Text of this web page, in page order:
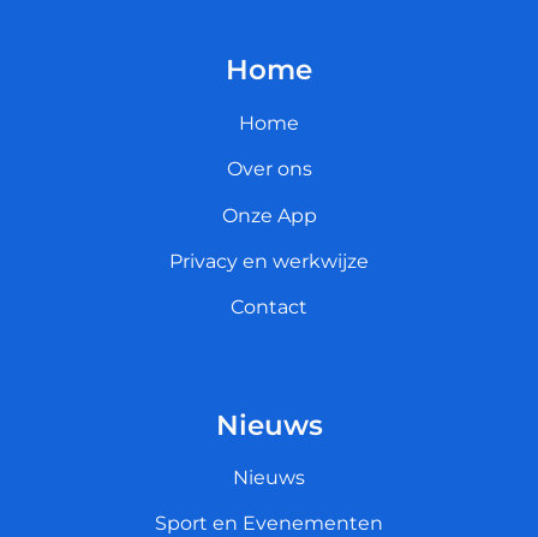
Home
Home
Over ons
Onze App
Privacy en werkwijze
Contact
Nieuws
Nieuws
Sport en Evenementen